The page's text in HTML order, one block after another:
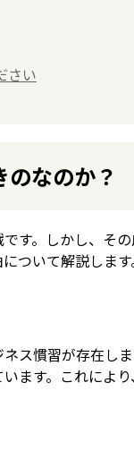
さい
なのか？
す。しかし、そ
ついて解説します
ス慣習が存在し
ます。これによ